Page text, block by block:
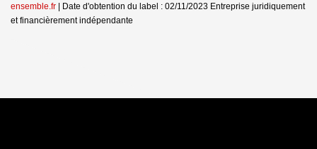
ensemble.fr | Date d'obtention du label : 02/11/2023 Entreprise juridiquement
et financièrement indépendante